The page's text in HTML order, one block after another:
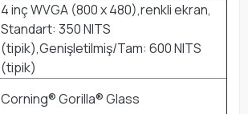
4 inç WVGA (800 x 480),renkli ekran,
Standart: 350 NITS
(tipik),Genişletilmiş/Tam: 600 NITS
(tipik)
Corning® Gorilla® Glass